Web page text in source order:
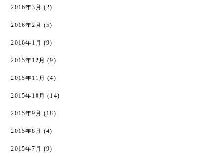
2016年3月 (2)
2016年2月 (5)
2016年1月 (9)
2015年12月 (9)
2015年11月 (4)
2015年10月 (14)
2015年9月 (18)
2015年8月 (4)
2015年7月 (9)